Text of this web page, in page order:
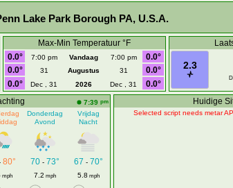
Lake Park Borough PA, U.S.A.
Max-Min Temperatuur °F
0.0°
7:00 pm Vandaag 7:00 pm
0.0°
0.0°
31 Augustus 31
0.0°
0.0°
Dec , 31 2026 Dec , 31 0.0°
2.3
7:39 pm
Donderdag
Avond
Vrijdag
Nacht
80° 70- 73° 67 - 70°
mph 7.2 mph 5.8 mph
Huidige
Selected script needs metar